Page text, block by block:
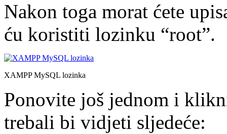
Nakon toga morat ćete
ću koristiti lozinku “root”.
XAMPP MySQL lozinka
Ponovite još jednom i
trebali bi vidjeti sljedeće: